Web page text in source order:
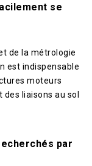
se
de la métrologie
est indispensable
moteurs
liaisons au sol
par